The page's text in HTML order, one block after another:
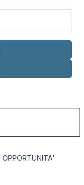
OPPORTUNITA'